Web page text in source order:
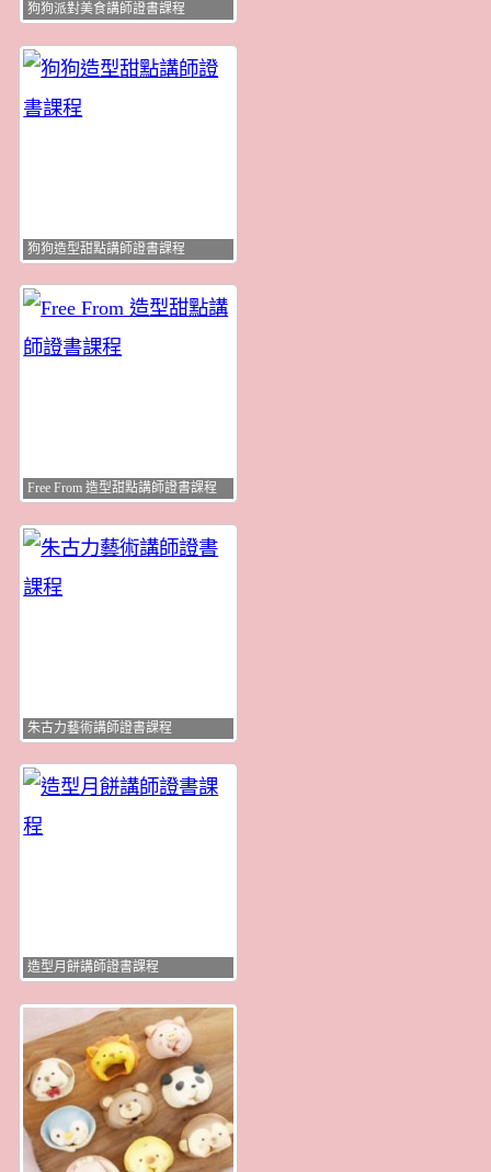
狗狗派對美食講師證書課程
狗狗造型甜點講師證書課程
Free From 造型甜點講師證書課程
朱古力藝術講師證書課程
造型月餅講師證書課程